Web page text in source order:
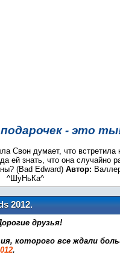
- это
Свон думает, что встретила
ей знать, что она случайно
(Bad Edward) Автор:
^ШуНьКа^
2012.
друзья!
которого все ждали
.